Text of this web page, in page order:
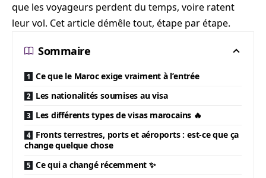
que les voyageurs perdent du temps, voire ratent
leur vol. Cet article démêle tout, étape par étape.
Sommaire
Ce que le Maroc exige vraiment à l’entrée
Les nationalités soumises au visa
Les différents types de visas marocains 🔥
Fronts terrestres, ports et aéroports : est-ce que ça
change quelque chose
Ce qui a changé récemment ✨